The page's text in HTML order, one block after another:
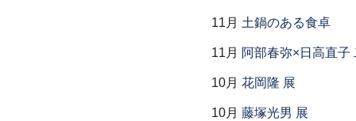
11月 土鍋のある食卓
11月 阿部春弥×日高直子
10月 花岡隆 展
10月 藤塚光男 展